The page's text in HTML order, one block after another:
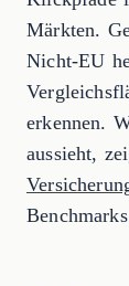
Märkten.
Nicht-EU
erkennen.
aussieht,